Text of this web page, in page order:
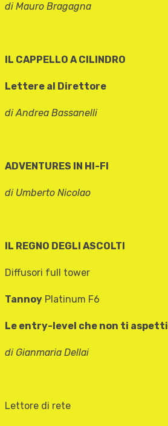
di Mauro Bragagna
IL CAPPELLO A CILINDRO
Lettere al Direttore
di Andrea Bassanelli
ADVENTURES IN HI-FI
di Umberto Nicolao
IL REGNO DEGLI ASCOLTI
Diffusori full tower
Tannoy Platinum F6
Le entry-level che non ti aspetti
di Gianmaria Dellai
Lettore di rete